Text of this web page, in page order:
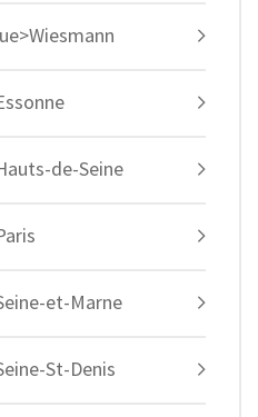
de-Seine
et-Marne
St-Denis